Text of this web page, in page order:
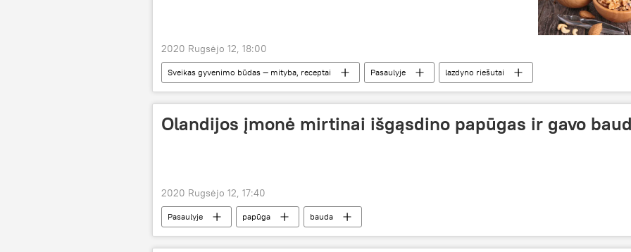
2020 Rugsėjo 12, 18:00
Sveikas gyvenimo būdas — mityba, receptai Pasaulyje lazdyno riešutai
Olandijos įmonė mirtinai išgąsdino papūgas ir gavo
2020 Rugsėjo 12, 17:40
Pasaulyje papūga bauda